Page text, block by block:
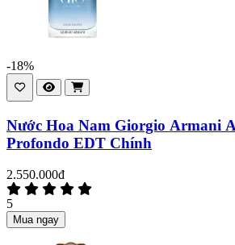
-18%
Nước Hoa Nam Giorgio Armani
Profondo EDT Chính
2.550.000đ
5
Mua ngay